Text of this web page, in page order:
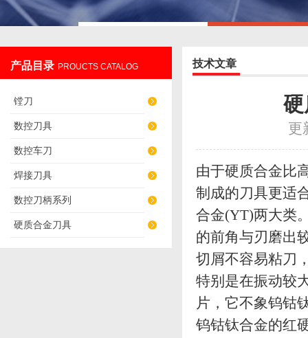
产品目录 PROUCTS CATALOG
镗刀
数控刀具
数控车刀
焊接刀具
数控刀柄系列
硬质合金刀具
技术文章
更
由于硬质合金比
制成的刀具更适
合金(YT)两大类
的前角与刃磨出
切屑不容易粘刀
特别是在振动较
片，它不象钨钴
钨钴钛合金的红